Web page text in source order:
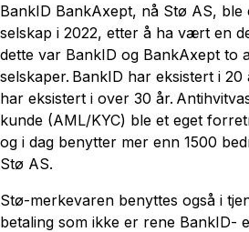
BankID BankAxept, nå Stø AS, ble
selskap i 2022, etter å ha vært en
dette var BankID og BankAxept to
selskaper. BankID har eksistert i
har eksistert i over 30 år.
kunde (AML/KYC) ble et eget
og i dag benytter mer enn 1500
Stø AS.
Stø-merkevaren benyttes også i
betaling som ikke er rene BankID-